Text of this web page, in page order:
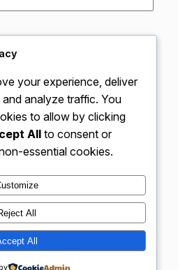
dan situs web saya pada
saya berikutnya.
– Tips &
Sukses
Instagram
X
your experience, deliver
analyze traffic. You
to allow by clicking
Allto consent or
essential cookies.
All
All